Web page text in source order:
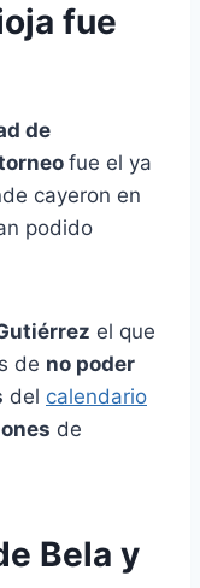
fue
de
fue el ya
cayeron en
podido
el que
de no poder
del calendario
de
Bela y